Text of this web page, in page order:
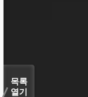
목록
열기